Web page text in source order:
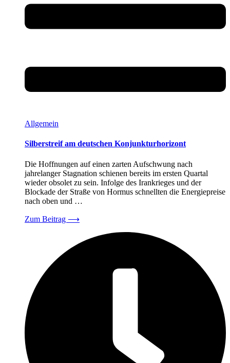
Allgemein
Silberstreif am deutschen Konjunkturhorizont
Die Hoffnungen auf einen zarten Aufschwung nach
jahrelanger Stagnation schienen bereits im ersten Quartal
wieder obsolet zu sein. Infolge des Irankrieges und der
Blockade der Straße von Hormus schnellten die Energiepreise
nach oben und …
Zum Beitrag ⟶